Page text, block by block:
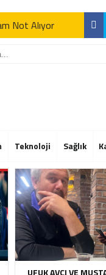
Not Alıyor
Not Alıyor
Teknoloji Sağlık
UFUK AVCI VE